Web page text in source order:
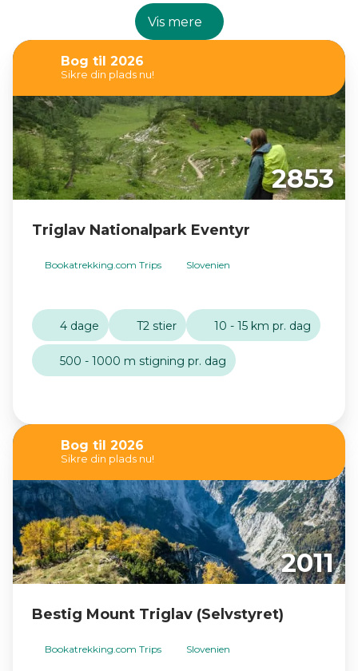
Vis mere
Bog til 2026
Sikre din plads nu!
2853
Triglav Nationalpark Eventyr
Bookatrekking.com Trips Slovenien
4 dage T2 stier 10 - 15 km pr. dag
500 - 1000 m stigning pr. dag
Bog til 2026
Sikre din plads nu!
2011
Bestig Mount Triglav (Selvstyret)
Bookatrekking.com Trips Slovenien